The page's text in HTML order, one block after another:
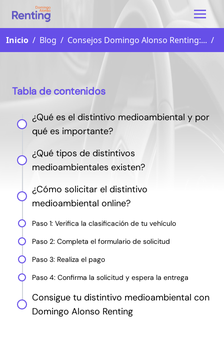
Inicio / Blog / Consejos Domingo Alonso Renting:... /
Tabla de contenidos
¿Qué es el distintivo medioambiental y por
qué es importante?
¿Qué tipos de distintivos
medioambientales existen?
¿Cómo solicitar el distintivo
medioambiental online?
Paso 1: Verifica la clasificación de tu vehículo
Paso 2: Completa el formulario de solicitud
Paso 3: Realiza el pago
Paso 4: Confirma la solicitud y espera la entrega
Consigue tu distintivo medioambiental con
Domingo Alonso Renting